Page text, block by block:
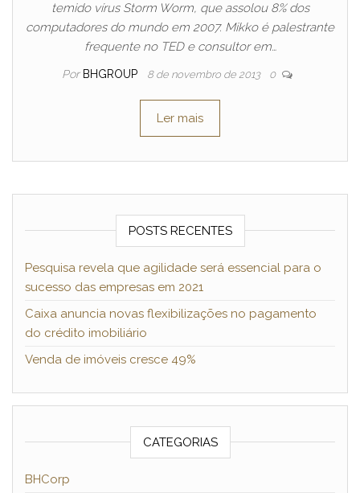
temido vírus Storm Worm, que assolou 8% dos
computadores do mundo em 2007. Mikko é palestrante
frequente no TED e consultor em…
Por BHGROUP 8 de novembro de 2013 0
Ler mais
POSTS RECENTES
Pesquisa revela que agilidade será essencial para o
sucesso das empresas em 2021
Caixa anuncia novas flexibilizações no pagamento
do crédito imobiliário
Venda de imóveis cresce 49%
CATEGORIAS
BHCorp